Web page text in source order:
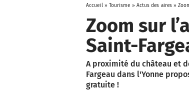
Accueil» Tourisme » Actus des aires »
Zoom sur
Saint-
A proximité du château et
Fargeau dans l'Yonne
gratuite !